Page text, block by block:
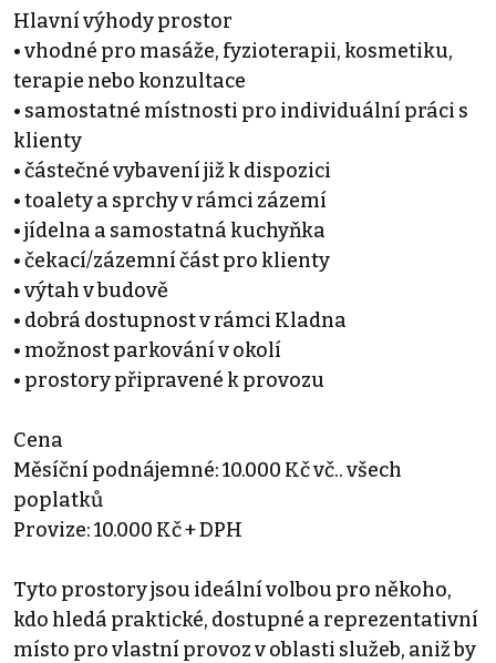
Hlavní výhody prostor
• vhodné pro masáže, fyzioterapii, kosmetiku,
terapie nebo konzultace
• samostatné místnosti pro individuální práci s
klienty
• částečné vybavení již k dispozici
• toalety a sprchy v rámci zázemí
• jídelna a samostatná kuchyňka
• čekací/zázemní část pro klienty
• výtah v budově
• dobrá dostupnost v rámci Kladna
• možnost parkování v okolí
• prostory připravené k provozu
Cena
Měsíční podnájemné: 10.000 Kč vč.. všech
poplatků
Provize: 10.000 Kč + DPH
Tyto prostory jsou ideální volbou pro někoho,
kdo hledá praktické, dostupné a reprezentativní
místo pro vlastní provoz v oblasti služeb, aniž by